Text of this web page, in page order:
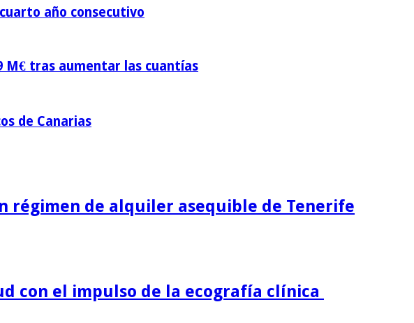
año consecutivo
M€ tras aumentar las cuantías
de Canarias
régimen de alquiler asequible de Tenerife
con el impulso de la ecografía clínica